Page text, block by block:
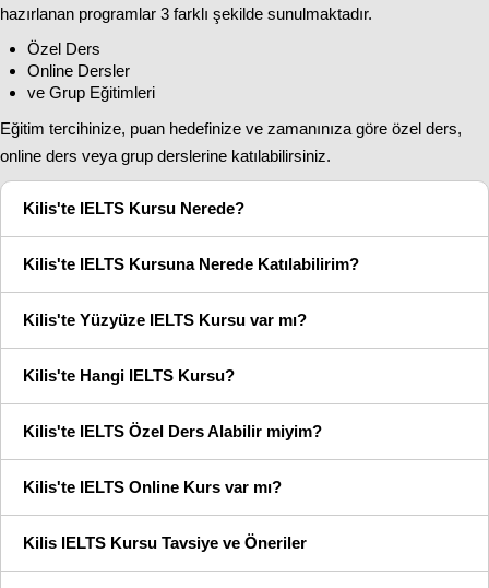
hazırlanan programlar 3 farklı şekilde sunulmaktadır.
Özel Ders
Online Dersler
ve Grup Eğitimleri
Eğitim tercihinize, puan hedefinize ve zamanınıza göre özel ders,
online ders veya grup derslerine katılabilirsiniz.
Kilis'te IELTS Kursu Nerede?
Kilis'te IELTS Kursuna Nerede Katılabilirim?
Kilis'te Yüzyüze IELTS Kursu var mı?
Kilis'te Hangi IELTS Kursu?
Kilis'te IELTS Özel Ders Alabilir miyim?
Kilis'te IELTS Online Kurs var mı?
Kilis IELTS Kursu Tavsiye ve Öneriler